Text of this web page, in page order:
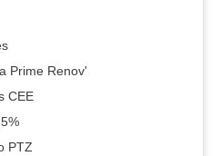
Prime Renov'
CEE
PTZ